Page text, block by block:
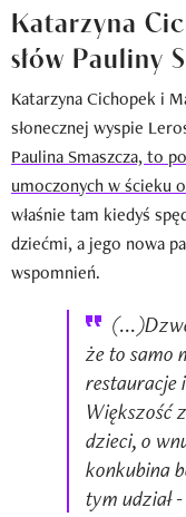
Katarzyna
słów Pauliny
Katarzyna Cichopek i
słonecznej wyspie
Paulina Smaszcza, to
umoczonych w ścieku
właśnie tam kiedyś
dziećmi, a jego nowa
wspomnień.
że to samo
restauracje
Większość
dzieci, o
konkubina
tym udział